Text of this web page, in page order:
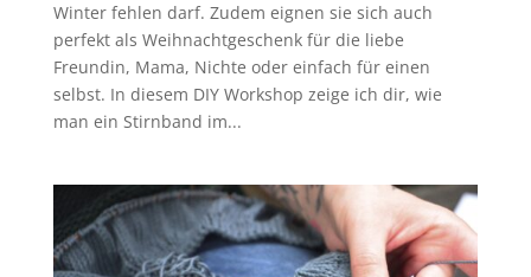
Winter fehlen darf. Zudem eignen sie sich auch
perfekt als Weihnachtgeschenk für die liebe
Freundin, Mama, Nichte oder einfach für einen
selbst. In diesem DIY Workshop zeige ich dir, wie
man ein Stirnband im...